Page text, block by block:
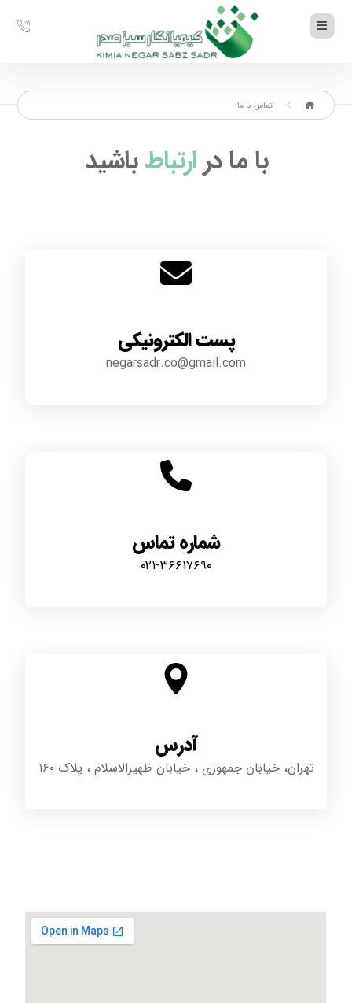
تماس با ما
با ما درارتباطباشید
پست الکترونیکی
negarsadr.co@gmail.com
شماره تماس
۰۲۱-۳۶۶۱۷۶۹۰
آدرس
تهران، خیابان جمهوری ، خیابان ظهیرالاسلام ، پلاک ۱۶۰